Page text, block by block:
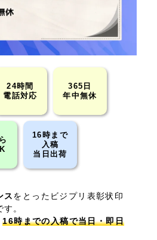
24時間
電話対応
365日
年中無休
16時まで
入稿
当日出荷
スをとったビジプリ表彰状印
。
16時までの入稿で当日・即日